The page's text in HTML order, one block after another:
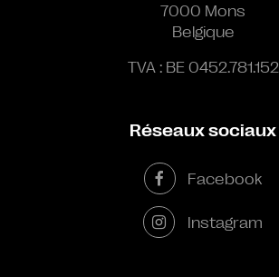
7000 Mons
Belgique
TVA : BE 0452.781.152
Réseaux sociaux
Facebook
Instagram